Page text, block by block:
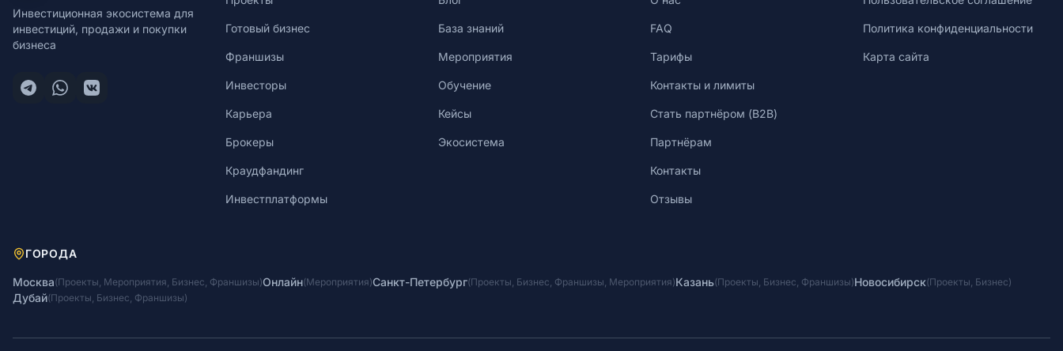
Инвестиционная экосистема для
инвестиций, продажи и покупки
бизнеса
Готовый бизнес
Франшизы
Инвесторы
Карьера
Брокеры
Краудфандинг
Инвестплатформы
База знаний
Мероприятия
Обучение
Кейсы
Экосистема
FAQ
Тарифы
Контакты и лимиты
Стать партнёром (B2B)
Партнёрам
Контакты
Отзывы
Политика конфиденциальности
Карта сайта
ГОРОДА
Москва(Проекты, Мероприятия, Бизнес, Франшизы)Онлайн(Мероприятия)Санкт-Петербург(Проекты, Бизнес, Франшизы, Мероприятия)Казань(Проекты, Бизнес, Франшизы)Новосибирск(Проекты, Бизнес)
Дубай(Проекты, Бизнес, Франшизы)